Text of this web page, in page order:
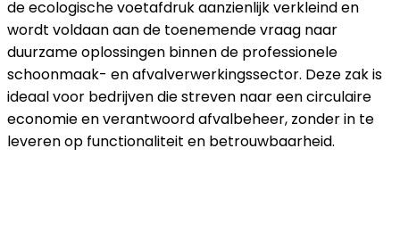
de ecologische voetafdruk aanzienlijk verkleind en
wordt voldaan aan de toenemende vraag naar
duurzame oplossingen binnen de professionele
schoonmaak- en afvalverwerkingssector. Deze zak is
ideaal voor bedrijven die streven naar een circulaire
economie en verantwoord afvalbeheer, zonder in te
leveren op functionaliteit en betrouwbaarheid.